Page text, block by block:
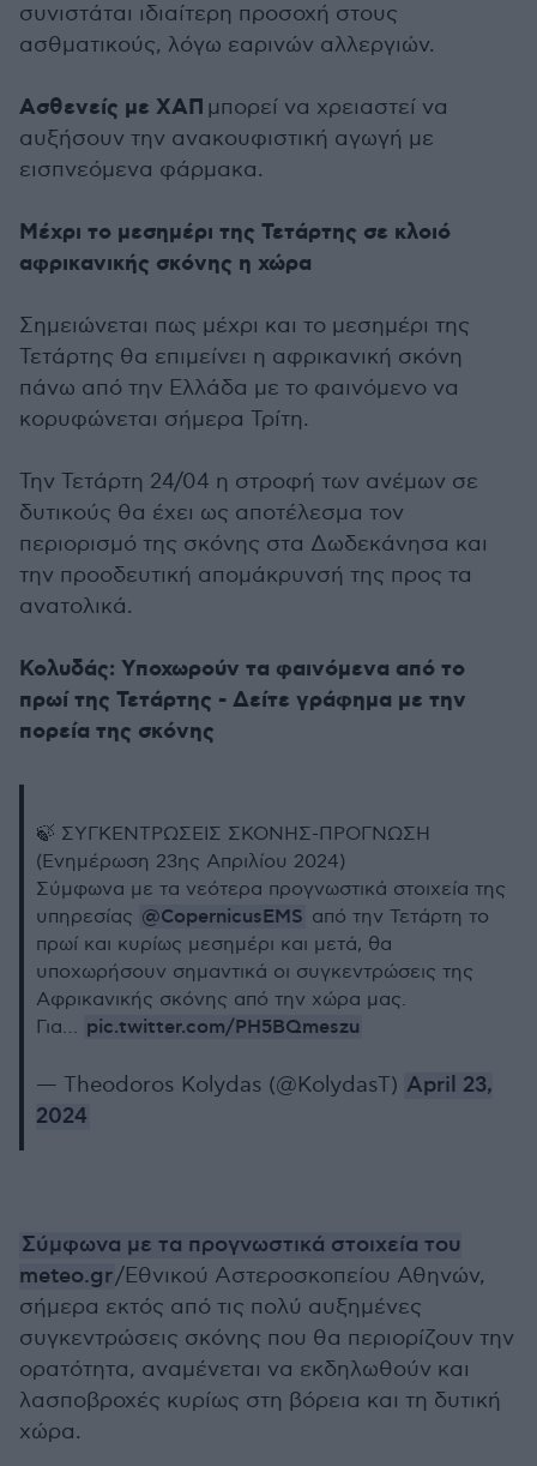
συνιστάται ιδιαίτερη προσοχή στους
ασθματικούς, λόγω εαρινών αλλεργιών.
Ασθενείς με ΧΑΠ μπορεί να χρειαστεί να
αυξήσουν την ανακουφιστική αγωγή με
εισπνεόμενα φάρμακα.
Μέχρι το μεσημέρι της Τετάρτης σε κλοιό
αφρικανικής σκόνης η χώρα
Σημειώνεται πως μέχρι και το μεσημέρι της
Τετάρτης θα επιμείνει η αφρικανική σκόνη
πάνω από την Ελλάδα με το φαινόμενο να
κορυφώνεται σήμερα Τρίτη.
Την Τετάρτη 24/04 η στροφή των ανέμων σε
δυτικούς θα έχει ως αποτέλεσμα τον
περιορισμό της σκόνης στα Δωδεκάνησα και
την προοδευτική απομάκρυνσή της προς τα
ανατολικά.
Κολυδάς: Υποχωρούν τα φαινόμενα από το
πρωί της Τετάρτης - Δείτε γράφημα με την
πορεία της σκόνης
🍃 ΣΥΓΚΕΝΤΡΩΣΕΙΣ ΣΚΟΝΗΣ-ΠΡΟΓΝΩΣΗ
(Ενημέρωση 23ης Απριλίου 2024)
Σύμφωνα με τα νεότερα προγνωστικά στοιχεία της
υπηρεσίας @CopernicusEMS από την Τετάρτη το
πρωί και κυρίως μεσημέρι και μετά, θα
υποχωρήσουν σημαντικά οι συγκεντρώσεις της
Αφρικανικής σκόνης από την χώρα μας.
Για… pic.twitter.com/PH5BQmeszu
— Theodoros Kolydas (@KolydasT) April 23,
2024
Σύμφωνα με τα προγνωστικά στοιχεία του
meteo.gr/Εθνικού Αστεροσκοπείου Αθηνών,
σήμερα εκτός από τις πολύ αυξημένες
συγκεντρώσεις σκόνης που θα περιορίζουν την
ορατότητα, αναμένεται να εκδηλωθούν και
λασποβροχές κυρίως στη βόρεια και τη δυτική
χώρα.